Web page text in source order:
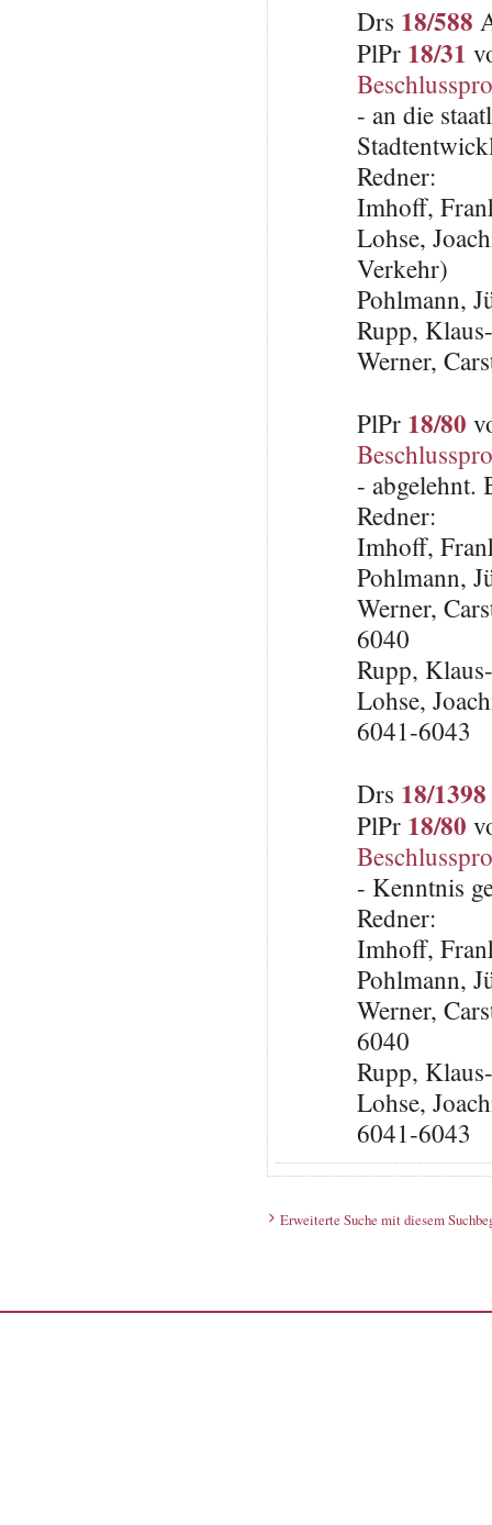
Drs 18/588
PlPr 18/31
- an die
Redner:
Imhoff,
Lohse,
Verkehr)
Pohlmann,
Rupp,
Werner,
PlPr 18/80
- abgelehnt.
Redner:
Imhoff,
Pohlmann,
Werner,
6040
Rupp,
Lohse,
6041-6043
Drs 18/1398
PlPr 18/80
- Kenntnis
Redner:
Imhoff,
Pohlmann,
Werner,
6040
Rupp,
Lohse,
6041-6043
Erweiterte Suche mit diesem